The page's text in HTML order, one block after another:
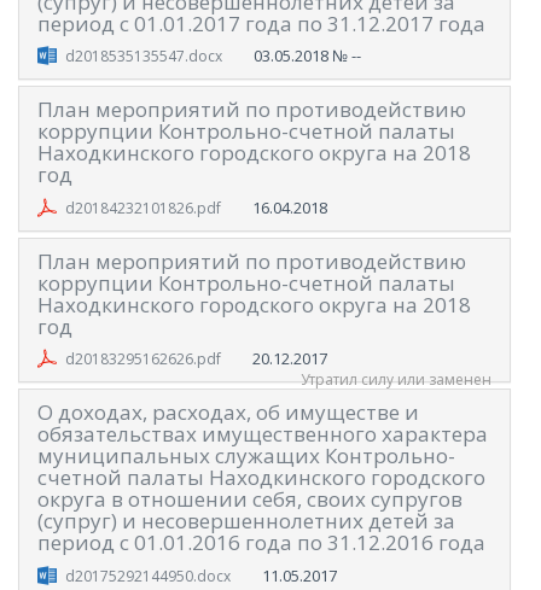
период с 01.01.2017 года по 31.12.2017 года
d2018535135547.docx 03.05.2018 № --
План мероприятий по противодействию
коррупции Контрольно-счетной палаты
Находкинского городского округа на 2018
год
d20184232101826.pdf 16.04.2018
План мероприятий по противодействию
коррупции Контрольно-счетной палаты
Находкинского городского округа на 2018
год
d20183295162626.pdf 20.12.2017
Утратил силу или заменен
О доходах, расходах, об имуществе и
обязательствах имущественного характера
муниципальных служащих Контрольно-
счетной палаты Находкинского городского
округа в отношении себя, своих супругов
(супруг) и несовершеннолетних детей за
период с 01.01.2016 года по 31.12.2016 года
d20175292144950.docx 11.05.2017